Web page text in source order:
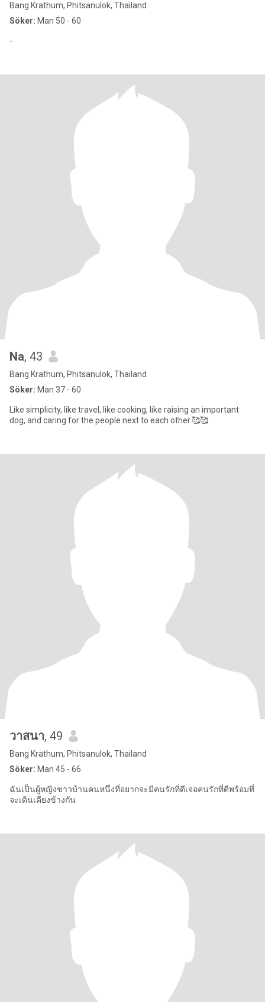
Bang Krathum, Phitsanulok, Thailand
Söker: Man 50 - 60
-
Na, 43
Bang Krathum, Phitsanulok, Thailand
Söker: Man 37 - 60
Like simplicity, like travel, like cooking, like raising an important
dog, and caring for the people next to each other.🥰🥰
วาสนา, 49
Bang Krathum, Phitsanulok, Thailand
Söker: Man 45 - 66
ฉันเป็นผู้หญิงชาวบ้านคนหนึ่งที่อยากจะมีคนรักที่ดีเจอคนรักที่ดีพร้อมที่
จะเดินเคียงข้างกัน